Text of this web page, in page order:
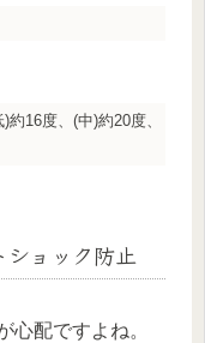
16度、(中)約20度、
ョック防止
心配ですよね。